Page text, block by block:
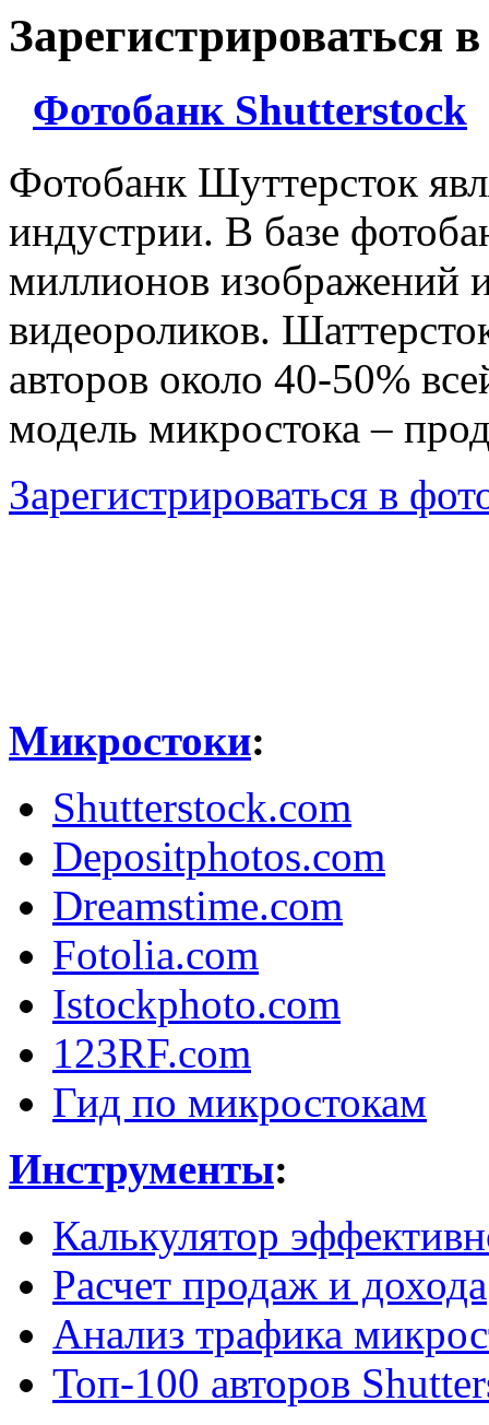
Зарегистрироваться
Фотобанк Shutterstock
Фотобанк Шуттерсток
индустрии. В базе
миллионов изображений
видеороликов.
авторов около 40-50%
модель микростока –
Зарегистрироваться в
Микростоки:
Shutterstock.com
Depositphotos.com
Dreamstime.com
Fotolia.com
Istockphoto.com
123RF.com
Гид по микростокам
Инструменты:
Калькулятор
Расчет продаж и дохода
Анализ трафика
Топ-100 авторов